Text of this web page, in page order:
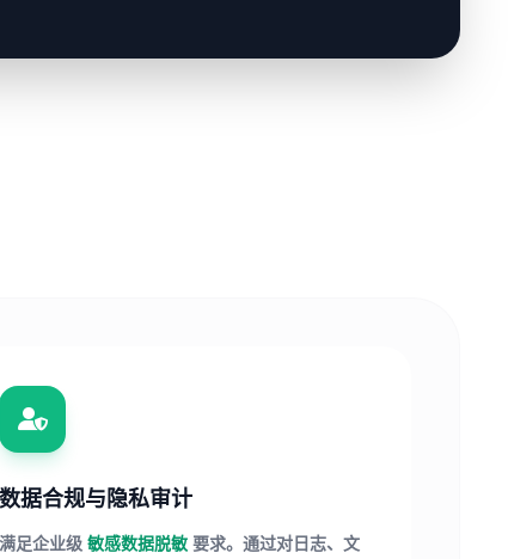
数据合规与隐私审计
满足企业级 敏感数据脱敏 要求。通过对日志、文